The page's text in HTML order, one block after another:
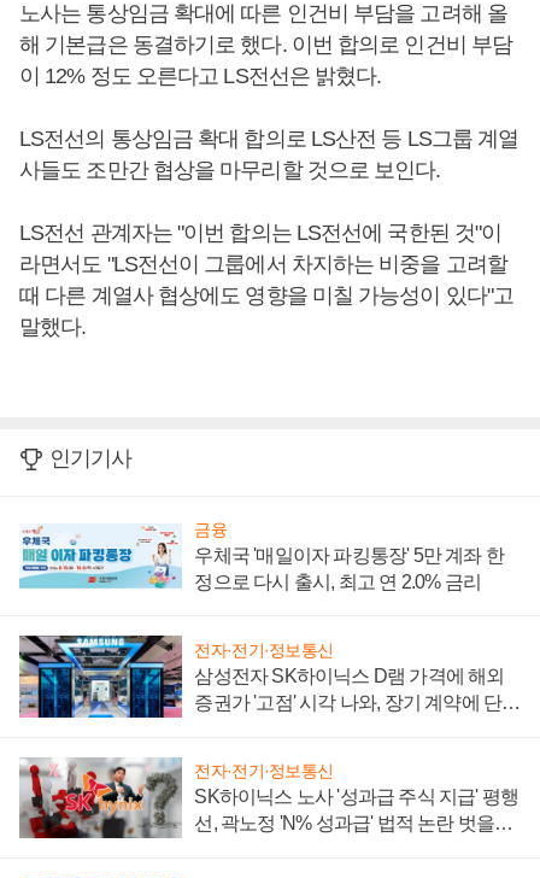
노사는 통상임금 확대에 따른 인건비 부담을 고려해 올
해 기본급은 동결하기로 했다. 이번 합의로 인건비 부담
이 12% 정도 오른다고 LS전선은 밝혔다.
LS전선의 통상임금 확대 합의로 LS산전 등 LS그룹 계열
사들도 조만간 협상을 마무리할 것으로 보인다.
LS전선 관계자는 "이번 합의는 LS전선에 국한된 것"이
라면서도 "LS전선이 그룹에서 차지하는 비중을 고려할
때 다른 계열사 협상에도 영향을 미칠 가능성이 있다"고
말했다.
인기기사
금융
우체국 '매일이자 파킹통장' 5만 계좌 한
정으로 다시 출시, 최고 연 2.0% 금리
전자·전기·정보통신
삼성전자 SK하이닉스 D램 가격에 해외
증권가 '고점' 시각 나와, 장기 계약에 단점
전자·전기·정보통신
SK하이닉스 노사 '성과급 주식 지급' 평행
선, 곽노정 'N% 성과급' 법적 논란 벗을지